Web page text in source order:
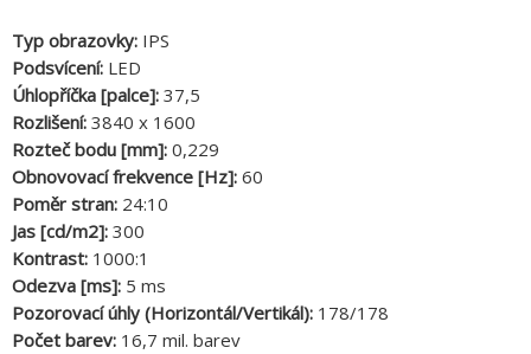
Typ obrazovky: IPS
Podsvícení: LED
Úhlopříčka [palce]: 37,5
Rozlišení: 3840 x 1600
Rozteč bodu [mm]: 0,229
Obnovovací frekvence [Hz]: 60
Poměr stran: 24:10
Jas [cd/m2]: 300
Kontrast: 1000:1
Odezva [ms]: 5 ms
Pozorovací úhly (Horizontál/Vertikál): 178/178
Počet barev: 16,7 mil. barev